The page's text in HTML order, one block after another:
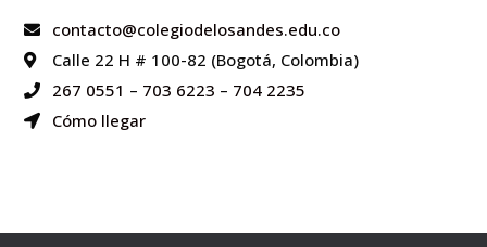
contacto@colegiodelosandes.edu.co
Calle 22 H # 100-82 (Bogotá, Colombia)
267 0551 – 703 6223 – 704 2235
Cómo llegar